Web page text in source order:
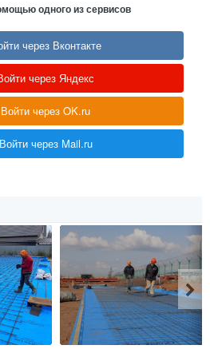
одного из сервисов
через Вконтакте
через Яндекс
Войти через OK.ru
Войти через Mail.ru